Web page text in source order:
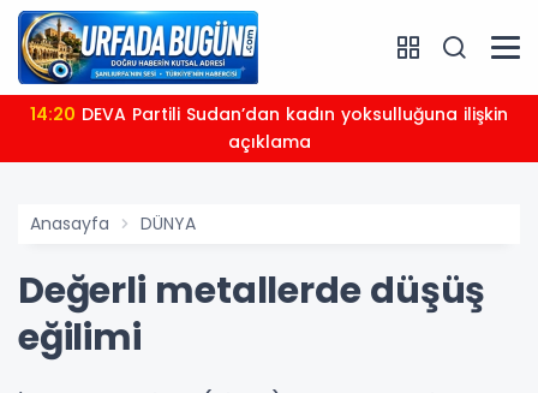
14:20
açıklama
Anasayfa DÜNYA
Değerli metallerde düşüş
eğilimi